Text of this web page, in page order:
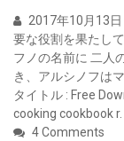
2017年10月13
要な役割を果たし
フノの名前に 二人
き、アルシノフは
タイトル : Free
cooking cookbook r.
4 Comments